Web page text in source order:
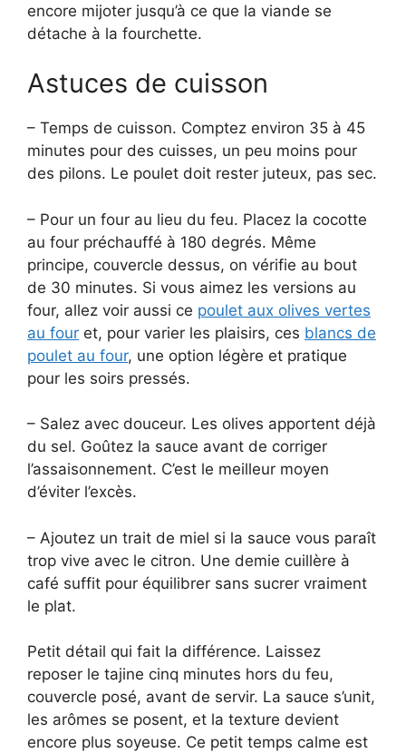
encore mijoter jusqu’à ce que la viande se
détache à la fourchette.
Astuces de cuisson
– Temps de cuisson. Comptez environ 35 à 45
minutes pour des cuisses, un peu moins pour
des pilons. Le poulet doit rester juteux, pas sec.
– Pour un four au lieu du feu. Placez la cocotte
au four préchauffé à 180 degrés. Même
principe, couvercle dessus, on vérifie au bout
de 30 minutes. Si vous aimez les versions au
four, allez voir aussi ce poulet aux olives vertes
au four et, pour varier les plaisirs, ces blancs de
poulet au four, une option légère et pratique
pour les soirs pressés.
– Salez avec douceur. Les olives apportent déjà
du sel. Goûtez la sauce avant de corriger
l’assaisonnement. C’est le meilleur moyen
d’éviter l’excès.
– Ajoutez un trait de miel si la sauce vous paraît
trop vive avec le citron. Une demie cuillère à
café suffit pour équilibrer sans sucrer vraiment
le plat.
Petit détail qui fait la différence. Laissez
reposer le tajine cinq minutes hors du feu,
couvercle posé, avant de servir. La sauce s’unit,
les arômes se posent, et la texture devient
encore plus soyeuse. Ce petit temps calme est